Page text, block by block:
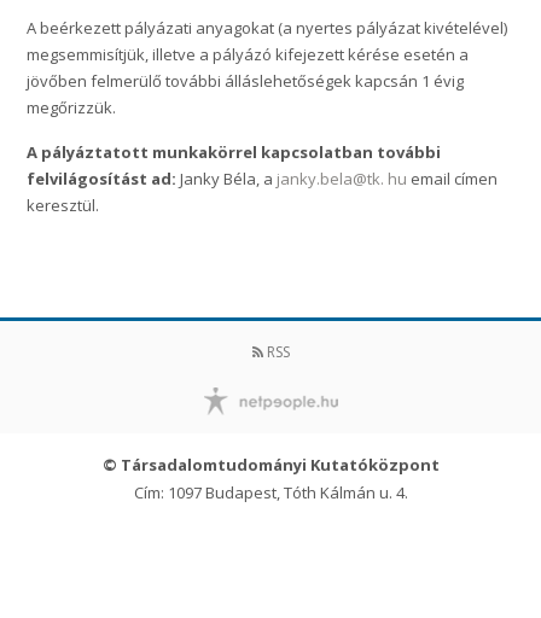
A beérkezett pályázati anyagokat (a nyertes pályázat kivételével)
megsemmisítjük, illetve a pályázó kifejezett kérése esetén a
jövőben felmerülő további álláslehetőségek kapcsán 1 évig
megőrizzük.
A pályáztatott munkakörrel kapcsolatban további
felvilágosítást ad:Janky Béla, a janky.bela@tk. hu email címen
keresztül.
RSS
© Társadalomtudományi Kutatóközpont
Cím: 1097 Budapest, Tóth Kálmán u. 4.